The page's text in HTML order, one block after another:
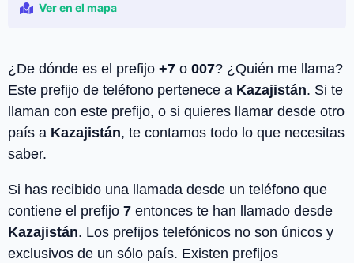
Ver en el mapa
¿De dónde es el prefijo +7 o 007? ¿Quién me llama?
Este prefijo de teléfono pertenece a Kazajistán. Si te
llaman con este prefijo, o si quieres llamar desde otro
país a Kazajistán, te contamos todo lo que necesitas
saber.
Si has recibido una llamada desde un teléfono que
contiene el prefijo 7 entonces te han llamado desde
Kazajistán. Los prefijos telefónicos no son únicos y
exclusivos de un sólo país. Existen prefijos